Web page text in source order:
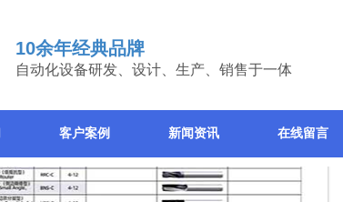
10余年经典品牌
自动化设备研发、设计、生产、销售于一体
客户案例 新闻资讯 在线留言